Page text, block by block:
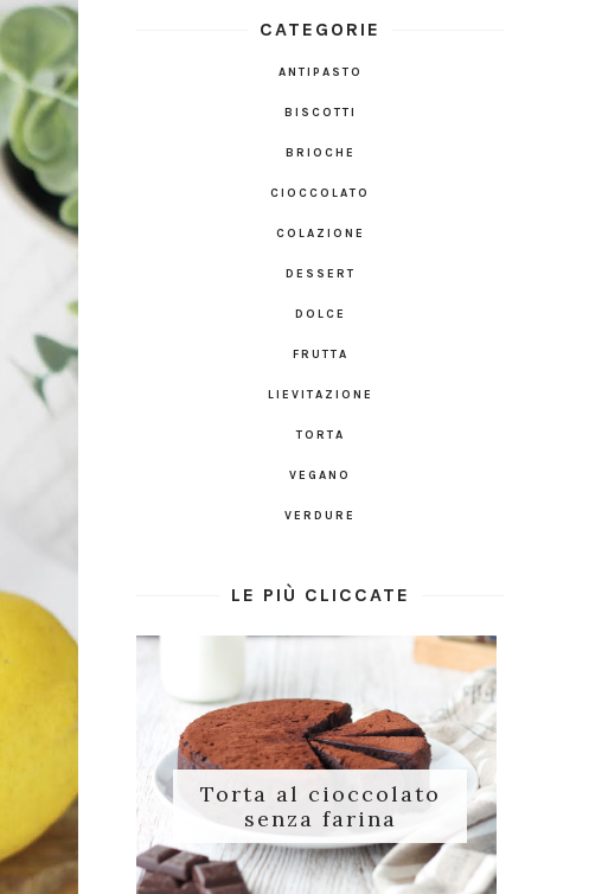
CATEGORIE
ANTIPASTO
BISCOTTI
BRIOCHE
CIOCCOLATO
COLAZIONE
DESSERT
DOLCE
FRUTTA
LIEVITAZIONE
TORTA
VEGANO
VERDURE
LE PIÙ CLICCATE
Torta al cioccolato
senza farina